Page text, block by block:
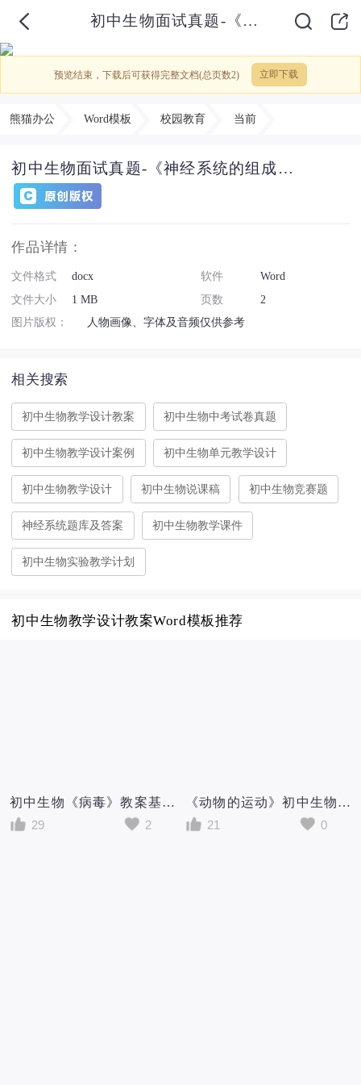
初中生物面试真题-《神经系统的组成》说课稿及教案、教学设计-
预览结束，下载后可获得完整文档(总页数2) 立即下载
熊猫办公 Word模板 校园教育 当前
初中生物面试真题-《神经系统的组成》说课稿及教案、教学设计-
作品详情：
文件格式 docx 软件
Word
文件大小
1 MB 页数
2
图片版权：
人物画像、字体及音频仅供参考
相关搜索
初中生物教学设计教案 初中生物中考试卷真题
初中生物教学设计案例 初中生物单元教学设计
初中生物教学设计 初中生物说课稿 初中生物竞赛题
神经系统题库及答案 初中生物教学课件
初中生物实验教学计划
初中生物教学设计教案Word模板推荐
初中生物《病毒》教案基于学科核心素养的教学设计及教学反思
29
2
《动物的运动》初中生物优秀教学设计(教案)
21
0